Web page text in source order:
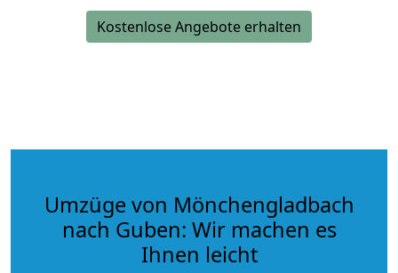
Kostenlose Angebote erhalten
Umzüge von Mönchengladbach
nach Guben: Wir machen es
Ihnen leicht